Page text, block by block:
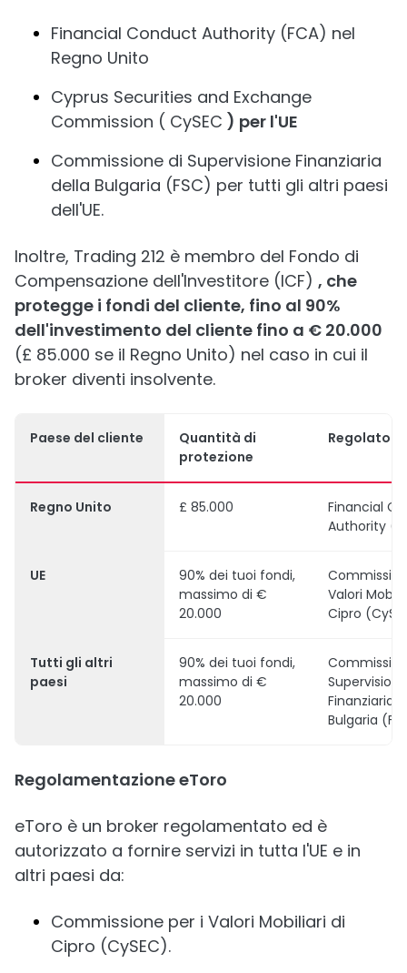
Financial Conduct Authority (FCA) nel
Regno Unito
Cyprus Securities and Exchange
Commission ( CySEC ) per l'UE
Commissione di Supervisione Finanziaria
della Bulgaria (FSC) per tutti gli altri paesi
dell'UE.
Inoltre, Trading 212 è membro del Fondo di
Compensazione dell'Investitore (ICF) , che
protegge i fondi del cliente, fino al 90%
dell'investimento del cliente fino a € 20.000
(£ 85.000 se il Regno Unito) nel caso in cui il
broker diventi insolvente.
Paese del cliente
Quantità di
protezione
Regolatore
Regno Unito £ 85.000
Financial
Authority
UE
90% dei tuoi fondi,
massimo di €
20.000
Valori
Cipro
Tutti gli altri
paesi
90% dei tuoi fondi,
massimo di €
20.000
Supervisione
Finanziaria
Bulgaria
Regolamentazione eToro
eToro è un broker regolamentato ed è
autorizzato a fornire servizi in tutta l'UE e in
altri paesi da:
Commissione per i Valori Mobiliari di
Cipro (CySEC).